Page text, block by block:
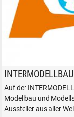
INTERMODELLBAU
Auf der
Modellbau und
Aussteller aus aller